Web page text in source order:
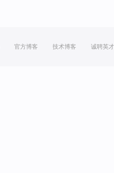
官方博客 技术博客 诚聘英才